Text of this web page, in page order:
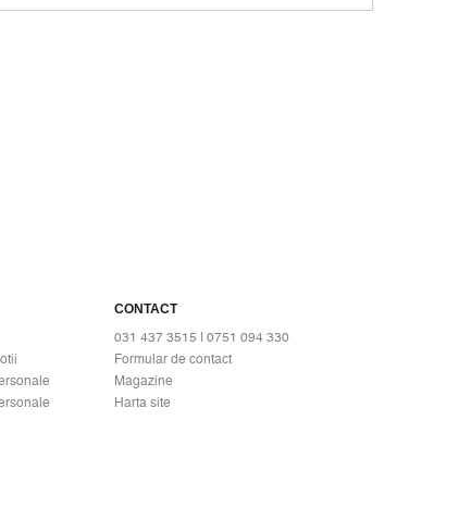
CONTACT
031 437 3515 | 0751 094 330
Formular de contact
Magazine
Harta site